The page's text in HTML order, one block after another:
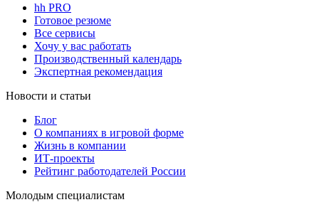
hh PRO
Готовое резюме
Все сервисы
Хочу у вас работать
Производственный календарь
Экспертная рекомендация
Новости и статьи
Блог
О компаниях в игровой форме
Жизнь в компании
ИТ-проекты
Рейтинг работодателей России
Молодым специалистам